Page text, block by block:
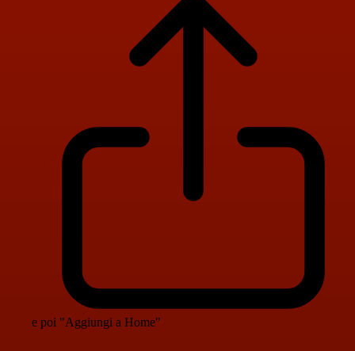
e poi "Aggiungi a Home"